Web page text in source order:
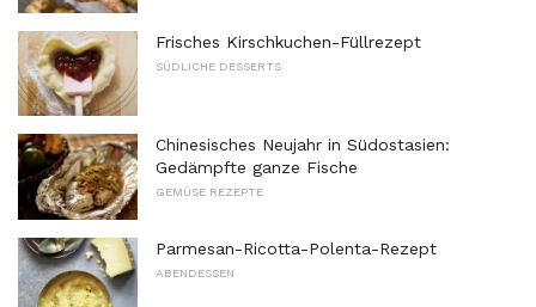
Frisches Kirschkuchen-Füllrezept
SÜDLICHE DESSERTS
Chinesisches Neujahr in Südostasien:
Gedämpfte ganze Fische
GEMÜSE REZEPTE
Parmesan-Ricotta-Polenta-Rezept
ABENDESSEN